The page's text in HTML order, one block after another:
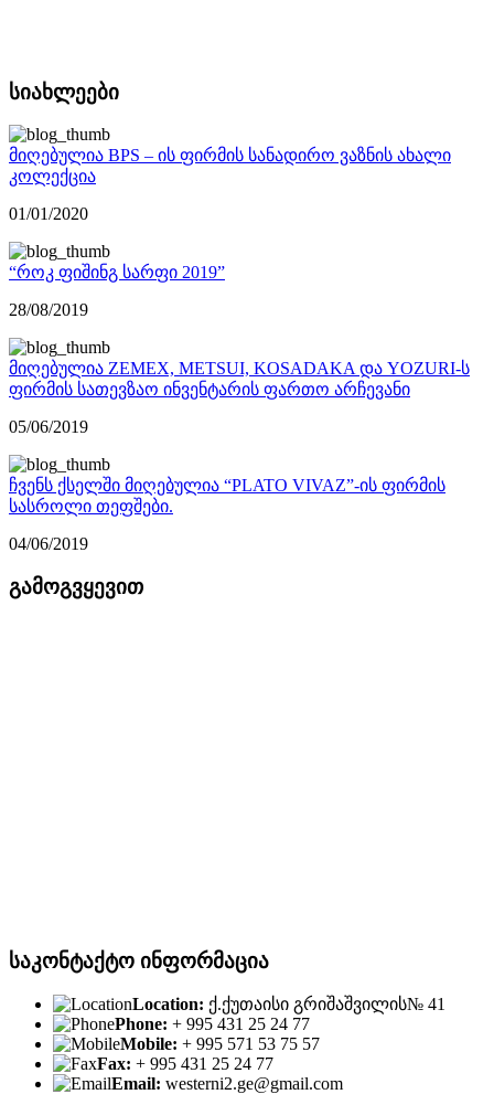
სიახლეები
მიღებულია BPS – ის ფირმის სანადირო ვაზნის ახალი
კოლექცია
01/01/2020
“როკ ფიშინგ სარფი 2019”
28/08/2019
მიღებულია ZEMEX, METSUI, KOSADAKA და YOZURI-ს
ფირმის სათევზაო ინვენტარის ფართო არჩევანი
05/06/2019
ჩვენს ქსელში მიღებულია “PLATO VIVAZ”-ის ფირმის
სასროლი თეფშები.
04/06/2019
გამოგვყევით
საკონტაქტო ინფორმაცია
Location: ქ.ქუთაისი გრიშაშვილის№ 41
Phone: + 995 431 25 24 77
Mobile: + 995 571 53 75 57
Fax: + 995 431 25 24 77
Email: westerni2.ge@gmail.com